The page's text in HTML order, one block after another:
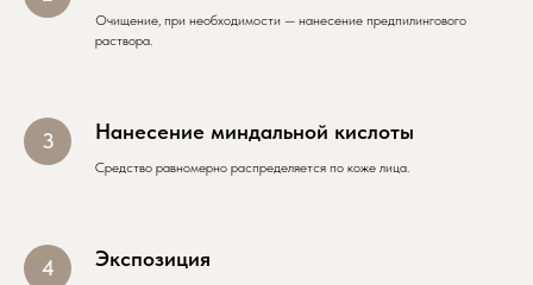
Очищение, при необходимости — нанесение предпилингового
раствора.
Нанесение миндальной кислоты
Cредство равномерно распределяется по коже лица.
Экспозиция